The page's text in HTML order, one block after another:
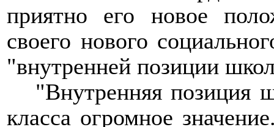
приятно его новое
своего нового
"внутренней позиции
"Внутренняя позиция
класса огромное